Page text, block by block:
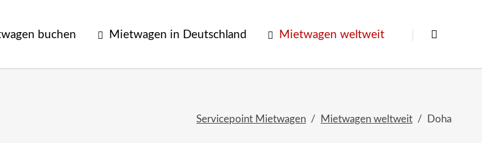
überspringen
buchen Mietwagen in Deutschland Mietwagen weltweit
Servicepoint Mietwagen Mietwagen weltweit Doha